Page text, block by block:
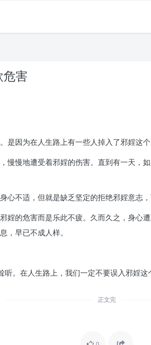
害
是因为在人生路上有一些人掉入了邪婬这
慢慢地遭受着邪婬的伤害。直到有一天，
心不适，但就是缺乏坚定的拒绝邪婬意志
婬的危害而是乐此不疲。久而久之，身心
，早已不成人样。
。在人生路上，我们一定不要误入邪婬这
正文完